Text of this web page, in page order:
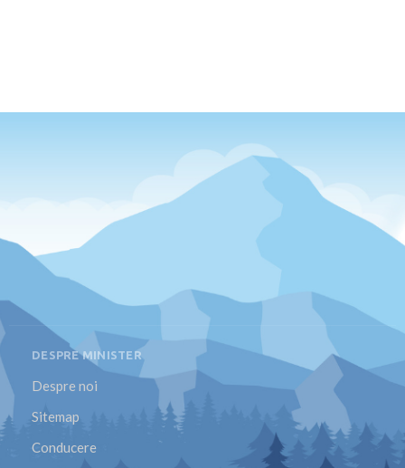
DESPRE MINISTER
Despre noi
Sitemap
Conducere